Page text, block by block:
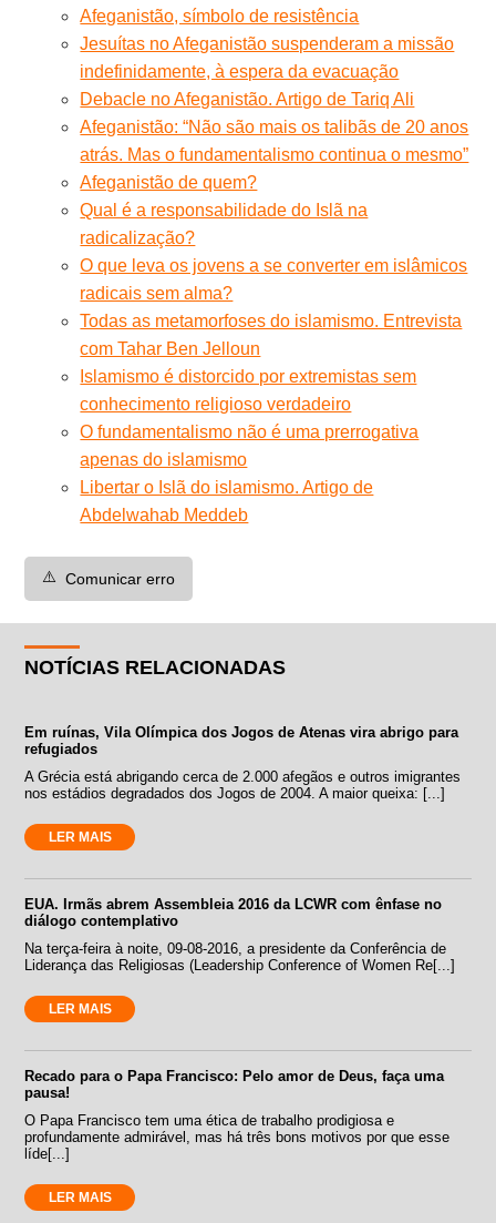
Afeganistão, símbolo de resistência
Jesuítas no Afeganistão suspenderam a missão
indefinidamente, à espera da evacuação
Debacle no Afeganistão. Artigo de Tariq Ali
Afeganistão: “Não são mais os talibãs de 20 anos
atrás. Mas o fundamentalismo continua o mesmo”
Afeganistão de quem?
Qual é a responsabilidade do Islã na
radicalização?
O que leva os jovens a se converter em islâmicos
radicais sem alma?
Todas as metamorfoses do islamismo. Entrevista
com Tahar Ben Jelloun
Islamismo é distorcido por extremistas sem
conhecimento religioso verdadeiro
O fundamentalismo não é uma prerrogativa
apenas do islamismo
Libertar o Islã do islamismo. Artigo de
Abdelwahab Meddeb
⚠️ Comunicar erro
NOTÍCIAS RELACIONADAS
Em ruínas, Vila Olímpica dos Jogos de Atenas vira abrigo para
refugiados
A Grécia está abrigando cerca de 2.000 afegãos e outros imigrantes
nos estádios degradados dos Jogos de 2004. A maior queixa: [...]
LER MAIS
EUA. Irmãs abrem Assembleia 2016 da LCWR com ênfase no
diálogo contemplativo
Na terça-feira à noite, 09-08-2016, a presidente da Conferência de
Liderança das Religiosas (Leadership Conference of Women Re[...]
LER MAIS
Recado para o Papa Francisco: Pelo amor de Deus, faça uma
pausa!
O Papa Francisco tem uma ética de trabalho prodigiosa e
profundamente admirável, mas há três bons motivos por que esse
líde[...]
LER MAIS